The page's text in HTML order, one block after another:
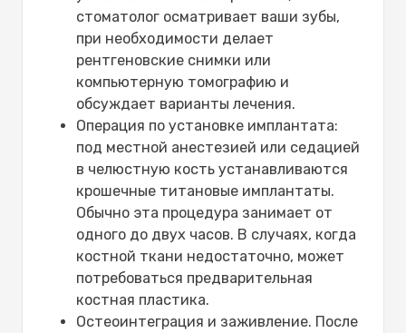
стоматолог осматривает ваши зубы,
при необходимости делает
рентгеновские снимки или
компьютерную томографию и
обсуждает варианты лечения.
Операция по установке имплантата:
под местной анестезией или седацией
в челюстную кость устанавливаются
крошечные титановые имплантаты.
Обычно эта процедура занимает от
одного до двух часов. В случаях, когда
костной ткани недостаточно, может
потребоваться предварительная
костная пластика.
Остеоинтеграция и заживление. После